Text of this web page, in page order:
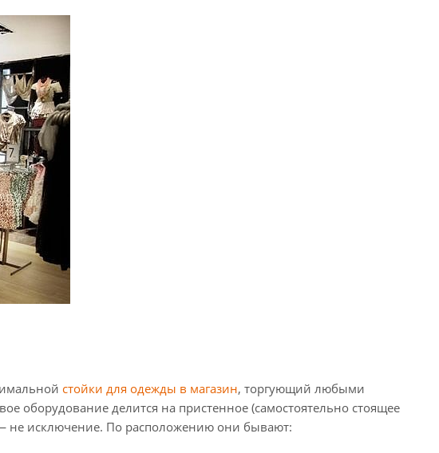
стойки для одежды в магазин, торгующий любыми
оборудование делится на пристенное (самостоятельно стоящее
не исключение. По расположению они бывают: